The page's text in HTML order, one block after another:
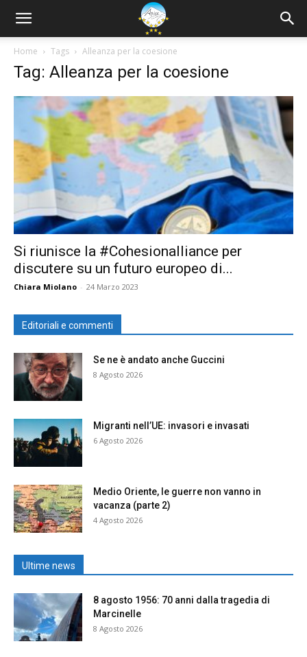
Home Tags Alleanza per la coesione
Tag: Alleanza per la coesione
Si riunisce la #Cohesionalliance per
discutere su un futuro europeo di...
Chiara Miolano - 24 Marzo 2023
Editoriali e commenti
Se ne è andato anche Guccini
8 Agosto 2026
Migranti nell’UE: invasori e invasati
6 Agosto 2026
Medio Oriente, le guerre non vanno in
vacanza (parte 2)
4 Agosto 2026
Ultime news
8 agosto 1956: 70 anni dalla tragedia di
Marcinelle
8 Agosto 2026